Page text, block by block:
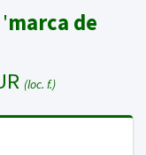
'marca de
(loc. f.)